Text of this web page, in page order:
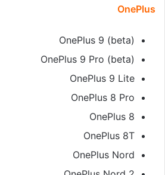
OnePlus
OnePlus 9 (beta)
OnePlus 9 Pro (beta)
OnePlus 9 Lite
OnePlus 8 Pro
OnePlus 8
OnePlus 8T
OnePlus Nord